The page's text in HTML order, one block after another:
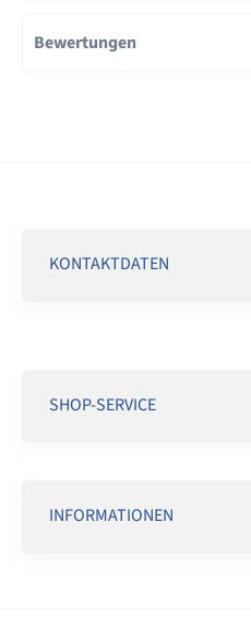
Bewertungen
KONTAKTDATEN
SHOP-SERVICE
INFORMATIONEN